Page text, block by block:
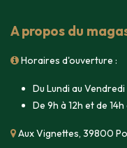
A propos du
Horaires d'ouverture :
Du Lundi au Vendredi
De 9h à 12h et de 14h
Aux Vignettes, 39800